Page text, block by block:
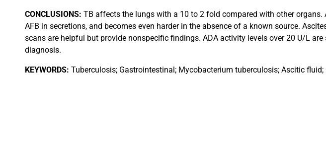
CONCLUSIONS: TB affects the lungs with a 10 to 2 fold compared with other
AFB in secretions, and becomes even harder in the absence of a known source.
scans are helpful but provide nonspecific findings. ADA activity levels over 20 U/L
diagnosis.
KEYWORDS: Tuberculosis; Gastrointestinal; Mycobacterium tuberculosis; Ascitic